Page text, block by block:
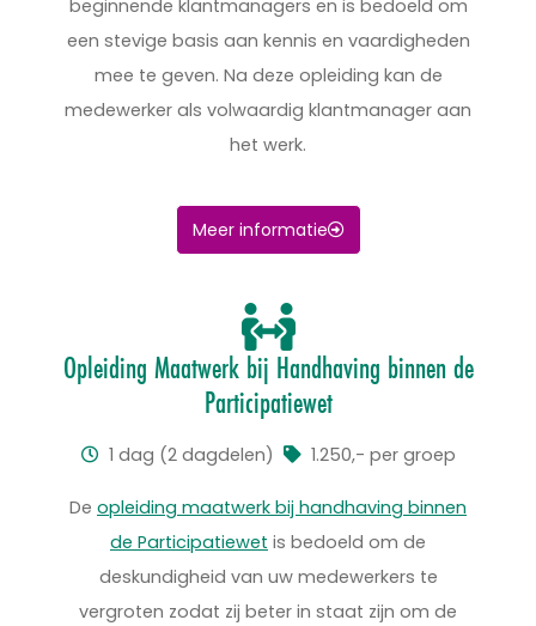
beginnende klantmanagers en is bedoeld om
een stevige basis aan kennis en vaardigheden
mee te geven. Na deze opleiding kan de
medewerker als volwaardig klantmanager aan
het werk.​
Meer informatie
Opleiding Maatwerk bij Handhaving binnen de
Participatiewet
1 dag (2 dagdelen) 1.250,- per groep
De opleiding maatwerk bij handhaving binnen
de Participatiewet is bedoeld om de
deskundigheid van uw medewerkers te
vergroten zodat zij beter in staat zijn om de